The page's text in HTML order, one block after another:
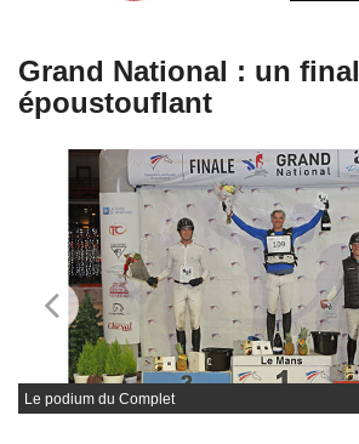
Grand National : un final
époustouflant
Le podium du Complet